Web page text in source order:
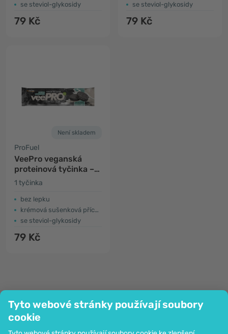
Tyto webové stránky používají soubory
cookie
se steviol-glykosidy
79 Kč
se steviol-glykosidy
79 Kč
Není skladem
ProFuel
VeePro veganská
proteinová tyčinka –
sušenka
1 tyčinka
bez lepku
krémová sušenková příchuť
se steviol-glykosidy
79 Kč
Společnost